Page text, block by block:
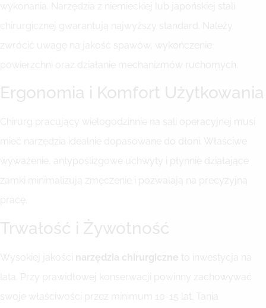
wykonania. Narzędzia z niemieckiej lub japońskiej stali
chirurgicznej gwarantują najwyższy standard. Należy
zwrócić uwagę na jakość spawów, wykończenie
powierzchni oraz działanie mechanizmów ruchomych.
Ergonomia i Komfort Użytkowania
Chirurg pracujący wielogodzinnie na sali operacyjnej musi
mieć narzędzia idealnie dopasowane do dłoni. Właściwe
wyważenie, antypoślizgowe uchwyty i płynnie działające
zamki minimalizują zmęczenie i pozwalają na precyzyjną
pracę.
Trwałość i Żywotność
Wysokiej jakości narzędzia chirurgiczne to inwestycja na
lata. Przy prawidłowej konserwacji powinny zachowywać
swoje właściwości przez minimum 10-15 lat. Tania